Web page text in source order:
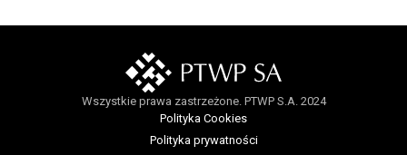
Wszystkie prawa zastrzeżone. PTWP S.A. 2024
Polityka Cookies
Polityka prywatności